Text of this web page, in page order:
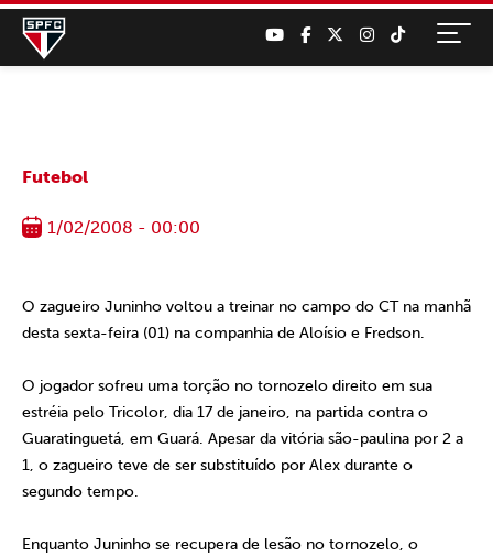
Futebol
1/02/2008 - 00:00
O zagueiro Juninho voltou a treinar no campo do CT na manhã
desta sexta-feira (01) na companhia de Aloísio e Fredson.
O jogador sofreu uma torção no tornozelo direito em sua
estréia pelo Tricolor, dia 17 de janeiro, na partida contra o
Guaratinguetá, em Guará. Apesar da vitória são-paulina por 2 a
1, o zagueiro teve de ser substituído por Alex durante o
segundo tempo.
Enquanto Juninho se recupera de lesão no tornozelo, o